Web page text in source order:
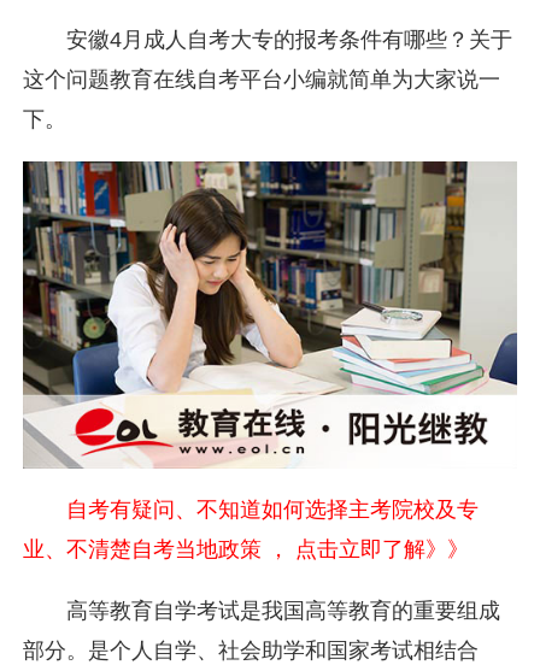
安徽4月成人自考大专的报考条件有哪些？关于
这个问题教育在线自考平台小编就简单为大家说一
下。
自考有疑问、不知道如何选择主考院校及专
业、不清楚自考当地政策 ， 点击立即了解》》
高等教育自学考试是我国高等教育的重要组成
部分。是个人自学、社会助学和国家考试相结合